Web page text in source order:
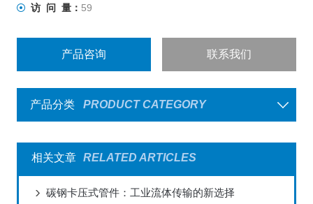
访 问 量： 59
产品咨询 联系我们
产品分类 PRODUCT CATEGORY
相关文章 RELATED ARTICLES
碳钢卡压式管件：工业流体传输的新选择